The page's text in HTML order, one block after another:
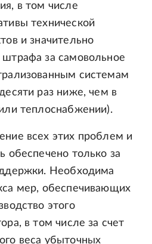
в том числе
технической
и значительно
за самовольное
системам
раз ниже, чем в
теплоснабжении).
всех этих проблем и
обеспечено только за
Необходима
мер, обеспечивающих
этого
в том числе за счет
веса убыточных